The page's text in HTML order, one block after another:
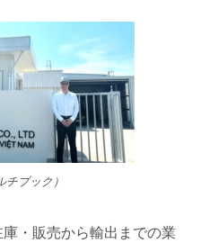
チブック）
・販売から輸出までの業